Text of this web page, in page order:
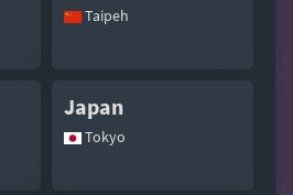
Taipeh
Japan
Tokyo